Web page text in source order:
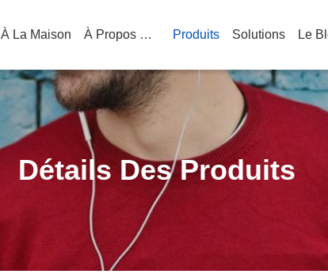
À La Maison À Propos De Nous Produits Solutions Le
Détails Des Produits